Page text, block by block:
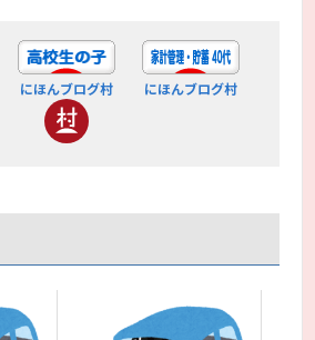
にほんブログ村 にほんブログ村